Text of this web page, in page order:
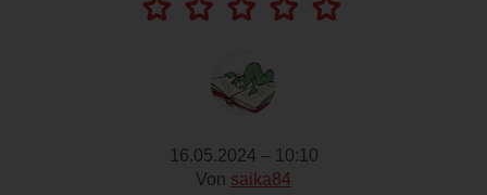
16.05.2024 – 10:10
Von saika84